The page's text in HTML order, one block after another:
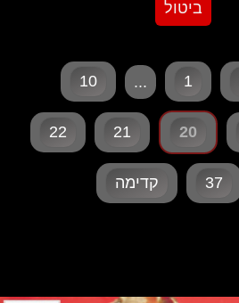
1
...
10
20
21
22
37 קדימה